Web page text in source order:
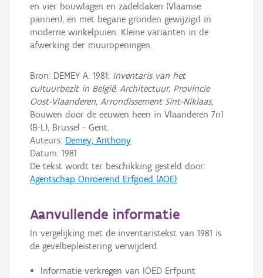
en vier bouwlagen en zadeldaken (Vlaamse
pannen), en met begane gronden gewijzigd in
moderne winkelpuien. Kleine varianten in de
afwerking der muuropeningen.
Bron: DEMEY A. 1981: Inventaris van het
cultuurbezit in België, Architectuur, Provincie
Oost-Vlaanderen, Arrondissement Sint-Niklaas,
Bouwen door de eeuwen heen in Vlaanderen 7n1
(B-L), Brussel - Gent.
Auteurs: Demey, Anthony
Datum: 1981
De tekst wordt ter beschikking gesteld door:
Agentschap Onroerend Erfgoed (AOE)
Aanvullende informatie
In vergelijking met de inventaristekst van 1981 is
de gevelbepleistering verwijderd.
Informatie verkregen van IOED Erfpunt